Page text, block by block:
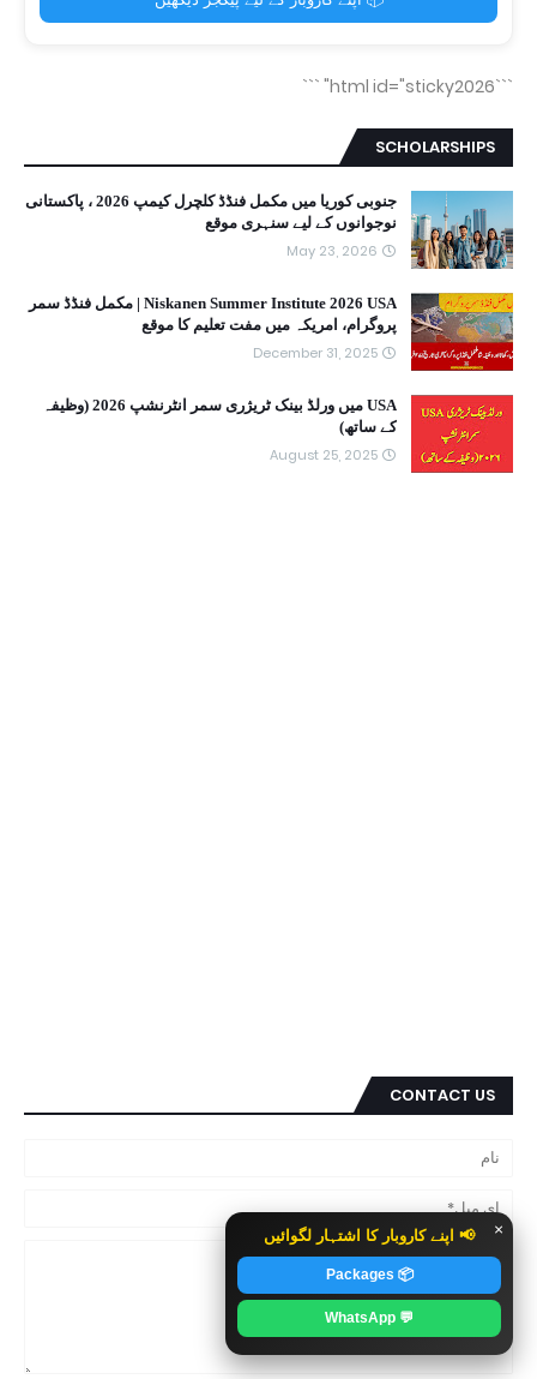
```html id="sticky2026"
× 📢 اپنے کاروبار کا اشتہار لگوائیں
📦 Packages
💬 WhatsApp
```
SCHOLARSHIPS
جنوبی کوریا میں مکمل فنڈڈ کلچرل کیمپ 2026 ، پاکستانی
نوجوانوں کے لیے سنہری موقع
May 23, 2026
Niskanen Summer Institute 2026 USA | مکمل فنڈڈ سمر
پروگرام، امریکہ میں مفت تعلیم کا موقع
December 31, 2025
USA میں ورلڈ بینک ٹریژری سمر انٹرنشپ 2026 (وظیفہ
کے ساتھ)
August 25, 2025
CONTACT US